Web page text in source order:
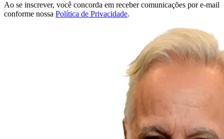
Ao se inscrever, você concorda em receber comunicações por e-mail
conforme nossa Política de Privacidade.